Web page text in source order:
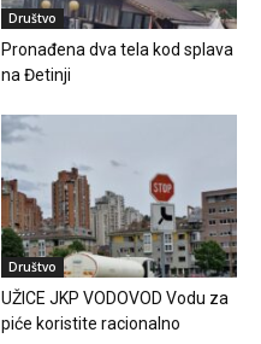
Društvo
Pronađena dva tela kod splava
na Đetinji
Društvo
UŽICE JKP VODOVOD Vodu za
piće koristite racionalno